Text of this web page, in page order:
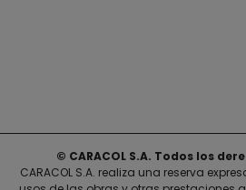
© CARACOL S.A. Todos los
CARACOL S.A. realiza una reserva